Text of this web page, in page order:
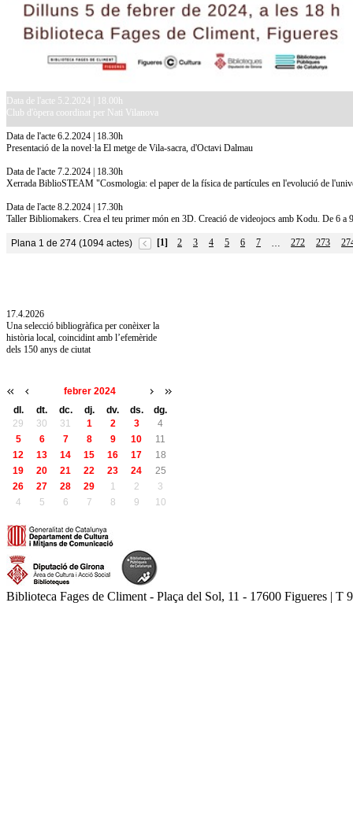
Data de l'acte 5.2.2024 | 18.00h
Club d'òpera coordinat per Nati Vilanova
Data de l'acte 6.2.2024 | 18.30h
Presentació de la novel·la El metge de Vila-sacra, d'Octavi Dalmau
Data de l'acte 7.2.2024 | 18.30h
Xerrada BiblioSTEAM "Cosmologia: el paper de la física de partícules en l'evolució de
Data de l'acte 8.2.2024 | 17.30h
Taller Bibliomakers. Crea el teu primer món en 3D. Creació de videojocs amb Kodu. De 6 a
Plana 1 de 274 (1094 actes) [1] 2 3 4 5 6 7 … 272 273
17.4.2026
Una selecció bibliogràfica per conèixer la
història local, coincidint amb l’efemèride
dels 150 anys de ciutat
febrer 2024
dl.
dt. dc. dj. dv. ds.
dg.
29
30 31 1 2 3
4
5
6 7 8 9 10
11
12
13 14 15 16 17
18
19
20 21 22 23 24
25
26
27 28 29 1 2
3
4
5 6 7 8 9 10
Biblioteca Fages de Climent - Plaça del Sol, 11 - 17600 Figueres |